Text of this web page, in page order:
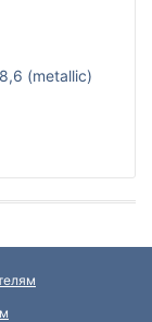
(metallic)